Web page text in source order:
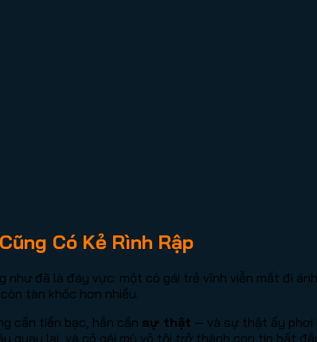
Có Kẻ Rình Rập
như đã là đáy vực: một cô gái trẻ vĩnh viễn mất đi
tàn khốc hơn nhiều.
cần tiền bạc, hắn cần sự thật — và sự thật ấy phơi
quay lại, và cô gái mù vô tội trở thành con tin bất